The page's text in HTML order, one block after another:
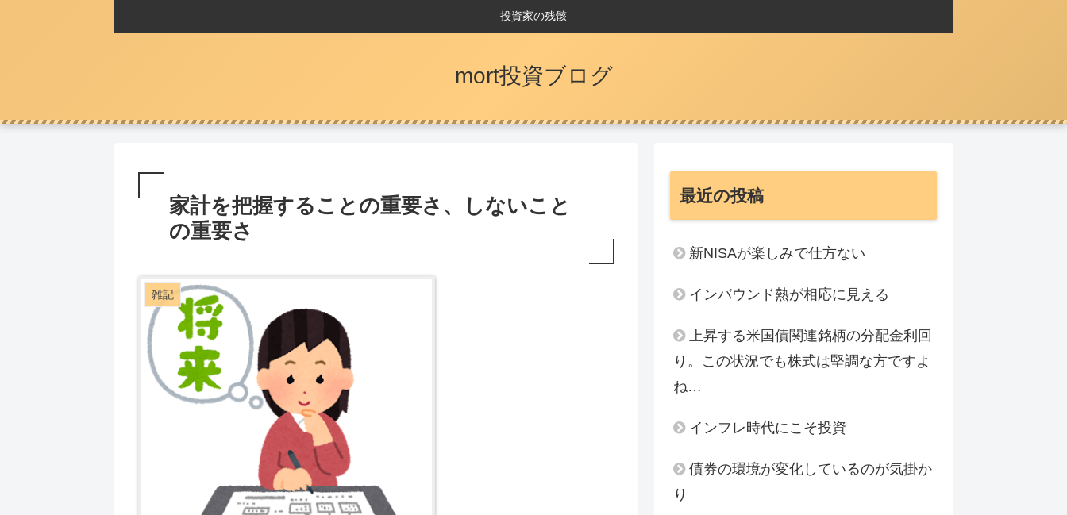
投資家の残骸
mort投資ブログ
家計を把握することの重要さ、しないこと
の重要さ
雑記
最近の投稿
新NISAが楽しみで仕方ない
インバウンド熱が相応に見える
上昇する米国債関連銘柄の分配金利回
り。この状況でも株式は堅調な方ですよ
ね…
インフレ時代にこそ投資
債券の環境が変化しているのが気掛か
り